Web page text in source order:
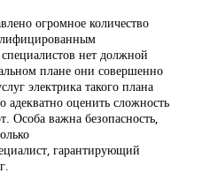
огромное количество
нет должной
плане они совершенно
электрика такого плана
оценить сложность
Особа важна безопасность,
гарантирующий